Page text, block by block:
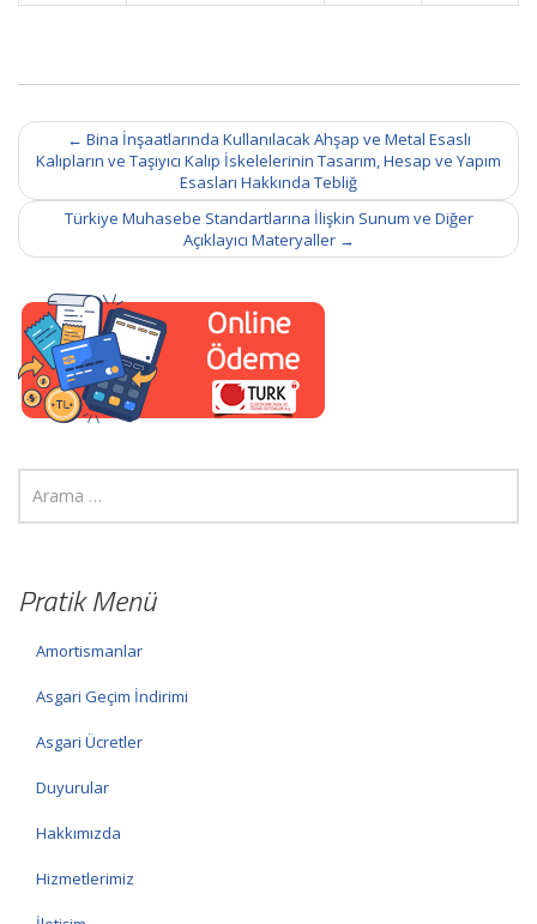
Post
navigation
← Bina İnşaatlarında Kullanılacak Ahşap ve Metal Esaslı
Kalıpların ve Taşıyıcı Kalıp İskelelerinin Tasarım, Hesap ve Yapım
Esasları Hakkında Tebliğ
Türkiye Muhasebe Standartlarına İlişkin Sunum ve Diğer
Açıklayıcı Materyaller →
Pratik Menü
Amortismanlar
Asgari Geçim İndirimi
Asgari Ücretler
Duyurular
Hakkımızda
Hizmetlerimiz